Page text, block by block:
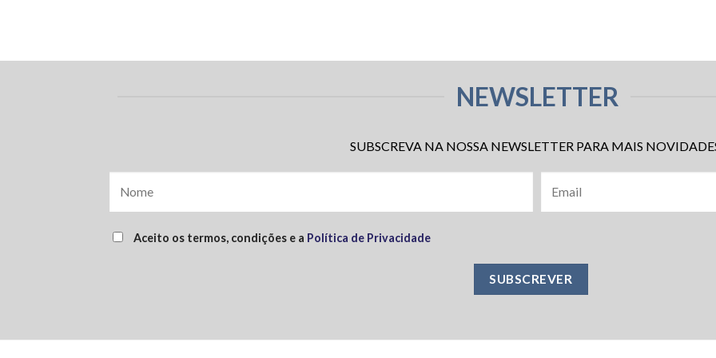
NEWSLETTER
SUBSCREVA NA NOSSA NEWSLETTER PARA MAIS
Aceito os termos, condições e a Política de Privacidade